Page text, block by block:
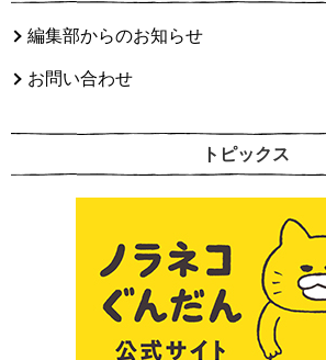
編集部からのお知らせ
お問い合わせ
トピックス